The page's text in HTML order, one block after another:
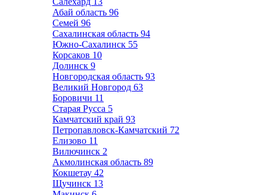
Абай область 96
Семей 96
Сахалинская область 94
Южно-Сахалинск 55
Корсаков 10
Долинск 9
Новгородская область 93
Великий Новгород 63
Боровичи 11
Старая Русса 5
Камчатский край 93
Петропавловск-Камчатский 72
Елизово 11
Вилючинск 2
Акмолинская область 89
Кокшетау 42
Щучинск 13